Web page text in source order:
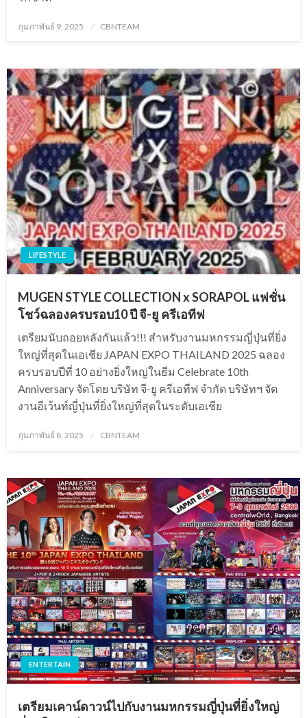
Posted
กุมภาพันธ์ 9, 2025 CBNTEAM
LIFESTYLE
MUGEN STYLE COLLECTION x SORAPOL แฟชั่น
โชว์ฉลองครบรอบ10 ปี จี-ยู ครีเอทีฟ
เตรียมนับถอยหลังกันแล้ว!!! สำหรับงานมหกรรมญี่ปุ่นที่ยิ่ง
ใหญ่ที่สุดในเอเชีย JAPAN EXPO THAILAND 2025 ฉลอง
ครบรอบปีที่ 10 อย่างยิ่งใหญ่ในธีม Celebrate 10th
Anniversary จัดโดย บริษัท จี-ยู ครีเอทีฟ จำกัด บริษัทฯ จัด
งานอีเว้นท์ญี่ปุ่นที่ยิ่งใหญ่ที่สุดในระดับเอเชีย
Posted
กุมภาพันธ์ 8, 2025 CBNTEAM
ENTERTAIN
เตรียมเคาน์ดาวน์ไปกับงานมหกรรมญี่ปุ่นที่ยิ่งใหญ่